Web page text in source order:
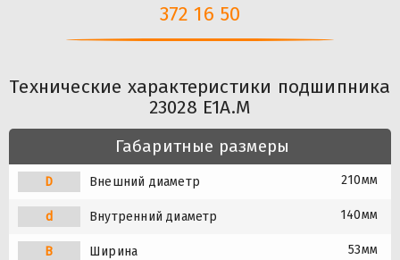
372 16 50
Технические характеристики подшипника
23028 E1A.M
Габаритные размеры
D Внешний диаметр 210мм
d Внутренний диаметр 140мм
B Ширина 53мм